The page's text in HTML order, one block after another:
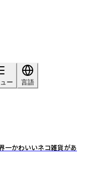
ー
言語
一かわいいネコ雑貨があ